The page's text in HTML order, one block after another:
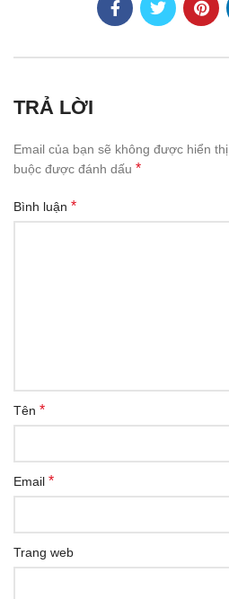
TRẢ LỜI
Email của bạn sẽ không được hiển
buộc được đánh dấu *
Bình luận *
Tên *
Email *
Trang web